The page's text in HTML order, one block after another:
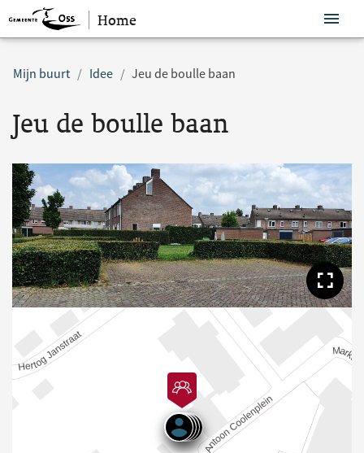
Sla navigatie over
Home
Mijn buurt Idee Jeu de boulle baan
Jeu de boulle baan